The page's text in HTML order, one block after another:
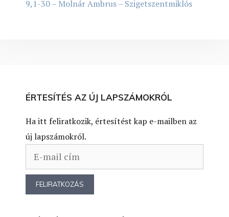
9,1-30 – Molnár Ambrus – Szigetszentmiklós
ÉRTESÍTÉS AZ ÚJ LAPSZÁMOKRÓL
Ha itt feliratkozik, értesítést kap e-mailben az
új lapszámokról.